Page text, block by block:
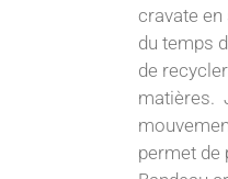
cravate en
du temps
de
matières.
permet de